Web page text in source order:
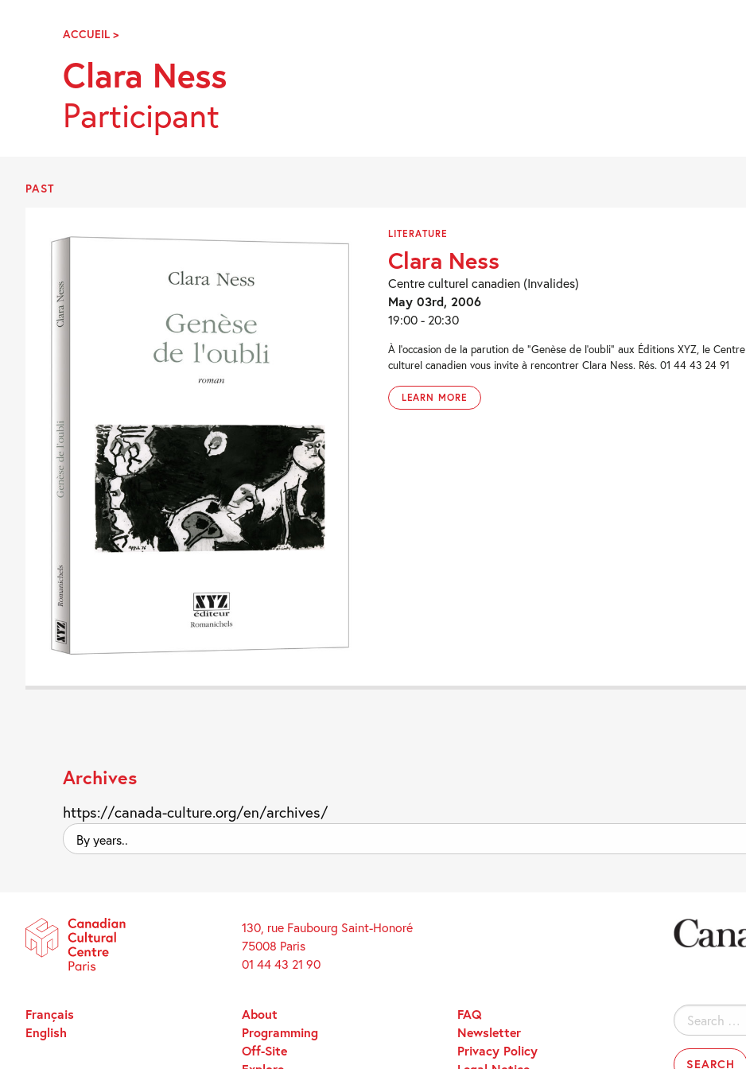
NavigationACCUEIL >CLARA
Clara Ness
Participant
PAST
LITERATURE
Clara Ness
Centre culturel canadien (Invalides)
May 03rd, 2006
19:00 - 20:30
À l’occasion de la parution de “Genèse de l’oubli” aux Éditions XYZ, le Centre
culturel canadien vous invite à rencontrer Clara Ness. Rés. 01 44 43 24 91
LEARN MORE
Archives
https://canada-culture.org/en/archives/
By
years..
130, rue Faubourg Saint-Honoré
75008 Paris
01 44 43 21 90
Search
for:
About
Programming
Off-Site
FAQ
Newsletter
Privacy Policy
Français
English